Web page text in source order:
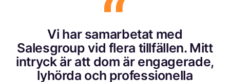
Vi har samarbetat med
Salesgroup vid flera tillfällen. Mitt
intryck är att dom är engagerade,
lyhörda och professionella